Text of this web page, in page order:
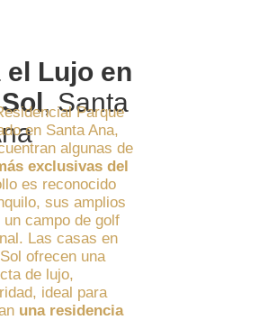
el Lujo en
, Santa
Parque
en Santa Ana,
algunas de
exclusivas del
es reconocido
sus amplios
campo de golf
Las casas en
ofrecen una
de lujo,
ideal para
una residencia